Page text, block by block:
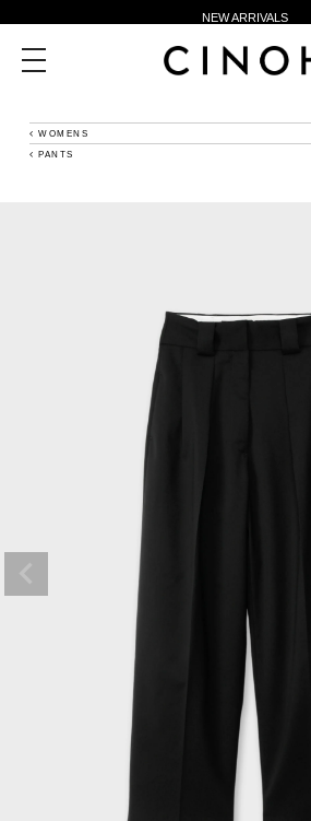
NEW ARRIVALS
新規会員登録500ポイントプレ
夏季休業に伴う一部業務休業の
toggle
navigation
WOMENS
PANTS